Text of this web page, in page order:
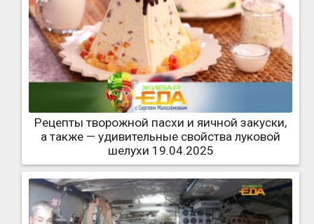
Рецепты творожной пасхи и яичной закуски,
а также — удивительные свойства луковой
шелухи 19.04.2025